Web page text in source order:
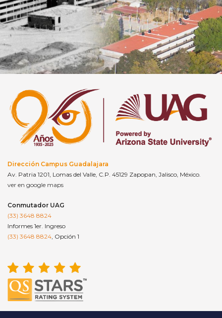
Dirección Campus Guadalajara
Av. Patria 1201, Lomas del Valle, C.P. 45129 Zapopan, Jalisco, México.
ver en google maps
Conmutador UAG
(33) 3648 8824
Informes 1er. Ingreso
(33) 3648 8824, Opción 1